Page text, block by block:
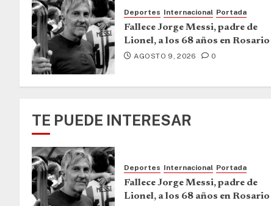
Deportes Internacional Portada
Fallece Jorge Messi, padre de
Lionel, a los 68 años en Rosario
AGOSTO 9, 2026 0
TE PUEDE INTERESAR
Deportes Internacional Portada
Fallece Jorge Messi, padre de
Lionel, a los 68 años en Rosario